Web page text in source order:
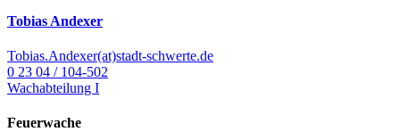
Tobias Andexer
Tobias.Andexer(at)stadt-schwerte.de
0 23 04 / 104-502
Wachabteilung I
Feuerwache